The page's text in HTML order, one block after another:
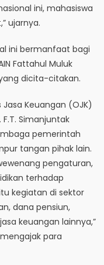
ini, mahasiswa
ujarnya.
ini bermanfaat bagi
Fattahul Muluk
dicita-citakan.
Keuangan (OJK)
Simanjuntak
pemerintah
tangan pihak lain.
pengaturan,
terhadap
kegiatan di sektor
dana pensiun,
keuangan lainnya,”
para